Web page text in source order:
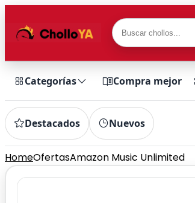
Categorías Compra mejor
Destacados Nuevos
HomeOfertasAmazon Music Unlimited